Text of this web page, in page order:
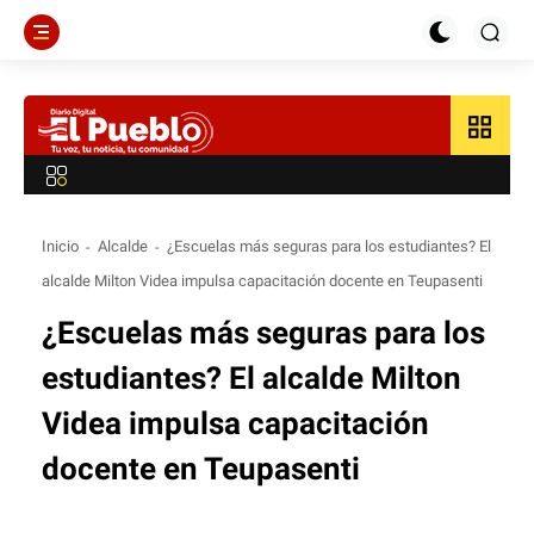
grid_view
Inicio Alcalde
¿Escuelas más seguras para los estudiantes? El
alcalde Milton Videa impulsa capacitación docente en Teupasenti
¿Escuelas más seguras para los
estudiantes? El alcalde Milton
Videa impulsa capacitación
docente en Teupasenti